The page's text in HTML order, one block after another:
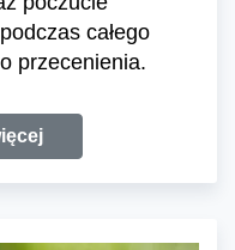
całego
przecenienia.